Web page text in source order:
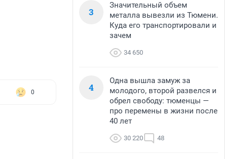
0
3
Значительный объем
металла вывезли из Тюмени.
Куда его транспортировали и
зачем
34 650
4
Одна вышла замуж за
молодого, второй развелся и
обрел свободу: тюменцы —
про перемены в жизни после
40 лет
30 220 48